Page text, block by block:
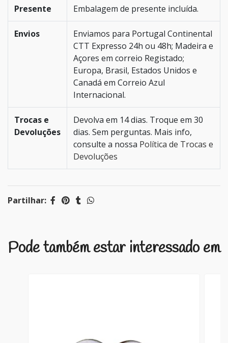
Presente Embalagem de presente incluída.
Envios
Enviamos para Portugal Continental
CTT Expresso 24h ou 48h; Madeira e
Açores em correio Registado;
Europa, Brasil, Estados Unidos e
Canadá em Correio Azul
Internacional.
Trocas e
Devoluções
Devolva em 14 dias. Troque em 30
dias. Sem perguntas. Mais info,
consulte a nossa Política de Trocas e
Devoluções
Partilhar:
Pode também estar interessado em